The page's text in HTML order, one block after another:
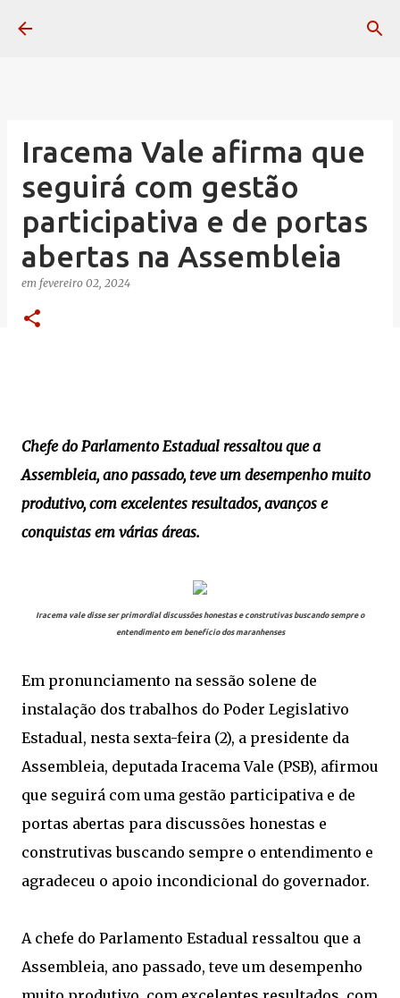
Iracema Vale afirma que
seguirá com gestão
participativa e de portas
abertas na Assembleia
em fevereiro 02, 2024
Chefe do Parlamento Estadual ressaltou que a
Assembleia, ano passado, teve um desempenho muito
produtivo, com excelentes resultados, avanços e
conquistas em várias áreas.
Iracema vale disse ser primordial discussões honestas e construtivas buscando sempre o
entendimento em benefício dos maranhenses
Em pronunciamento na sessão solene de
instalação dos trabalhos do Poder Legislativo
Estadual, nesta sexta-feira (2), a presidente da
Assembleia, deputada Iracema Vale (PSB), afirmou
que seguirá com uma gestão participativa e de
portas abertas para discussões honestas e
construtivas buscando sempre o entendimento e
agradeceu o apoio incondicional do governador.
A chefe do Parlamento Estadual ressaltou que a
Assembleia, ano passado, teve um desempenho